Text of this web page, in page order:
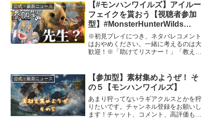
公式・最新ニュース
【#モンハンワイルズ】アイルー
フェイクを貰おう【視聴者参加
型】#MonsterHunterWilds
#MHWilds #モンスターハンター
ワイルズ
※初見プレイにつき、ネタバレコメント
はおやめください。一緒に考えるのは大
歓迎！※「助けてリスナー！」「教えて
が初見のリスナーさんも楽しめるよう、
重大なネタバレをしないよ...
公式・最新ニュース
【参加型】素材集めようぜ！ そ
の５【モンハンワイルズ】
あまり狩ってないラギアクルスとかを狩
りたいです。チャンネル登録をお願いし
ます！チャット、コメント、高評価もお